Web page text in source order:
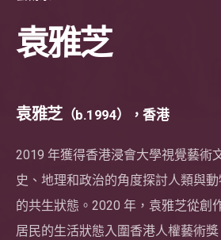
袁雅芝
袁雅芝（b.1994），香港
2019 年獲得香港浸會大學視覺藝術
史、地理和政治的角度探討人類與
的共生狀態。2020 年，袁雅芝從創
居民的生活狀態入圍香港人權藝術獎